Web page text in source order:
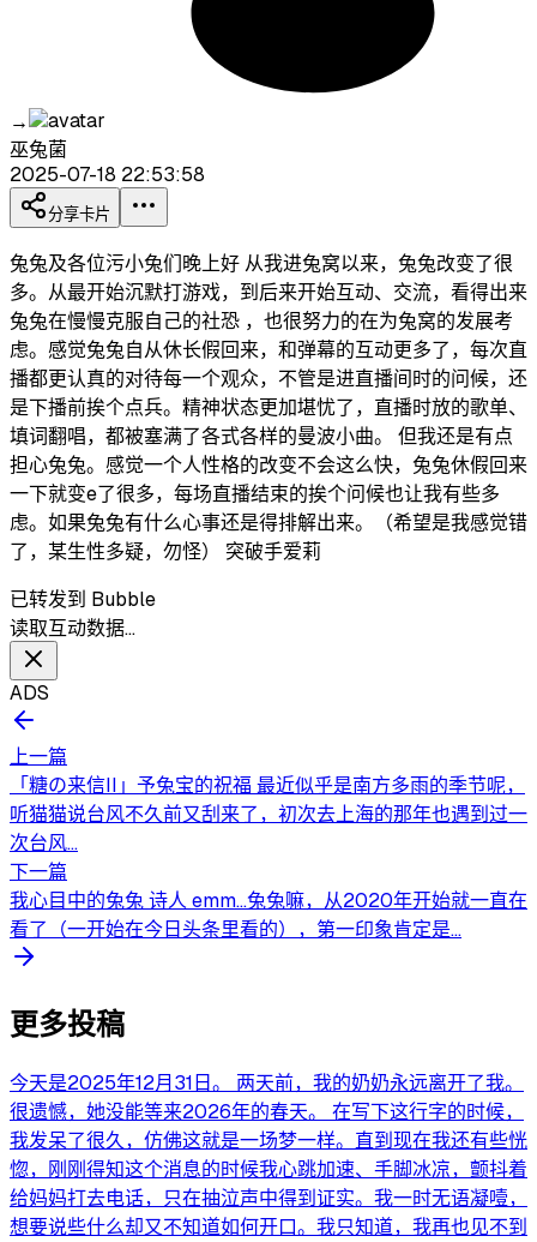
→
巫兔菌
2025-07-18 22:53:58
分享卡片
兔兔及各位污小兔们晚上好 从我进兔窝以来，兔兔改变了很
多。从最开始沉默打游戏，到后来开始互动、交流，看得出来
兔兔在慢慢克服自己的社恐 ，也很努力的在为兔窝的发展考
虑。感觉兔兔自从休长假回来，和弹幕的互动更多了，每次直
播都更认真的对待每一个观众，不管是进直播间时的问候，还
是下播前挨个点兵。精神状态更加堪忧了，直播时放的歌单、
填词翻唱，都被塞满了各式各样的曼波小曲。 但我还是有点
担心兔兔。感觉一个人性格的改变不会这么快，兔兔休假回来
一下就变e了很多，每场直播结束的挨个问候也让我有些多
虑。如果兔兔有什么心事还是得排解出来。（希望是我感觉错
了，某生性多疑，勿怪） 突破手爱莉
已转发到 Bubble
读取互动数据…
ADS
上一篇
「糖の来信II」予兔宝的祝福 最近似乎是南方多雨的季节呢，
听猫猫说台风不久前又刮来了，初次去上海的那年也遇到过一
次台风...
下一篇
我心目中的兔兔 诗人 emm…兔兔嘛，从2020年开始就一直在
看了（一开始在今日头条里看的），第一印象肯定是...
更多投稿
今天是2025年12月31日。 两天前，我的奶奶永远离开了我。
很遗憾，她没能等来2026年的春天。 在写下这行字的时候，
我发呆了很久，仿佛这就是一场梦一样。直到现在我还有些恍
惚，刚刚得知这个消息的时候我心跳加速、手脚冰凉，颤抖着
给妈妈打去电话，只在抽泣声中得到证实。我一时无语凝噎，
想要说些什么却又不知道如何开口。我只知道，我再也见不到